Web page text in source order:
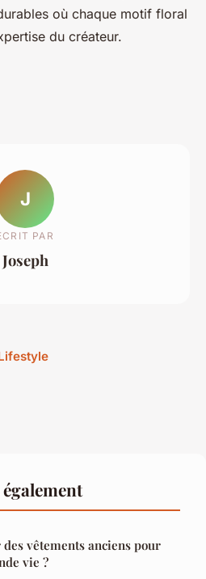
où chaque motif floral
du créateur.
J
PAR
Joseph
vêtements anciens pour
vie ?